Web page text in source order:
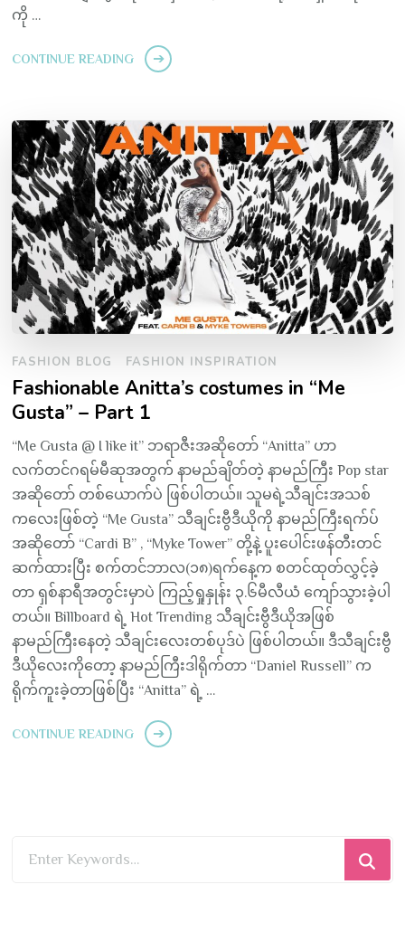
ကို …
CONTINUE READING
FASHION BLOG FASHION INSPIRATION
Fashionable Anitta’s costumes in “Me
Gusta” – Part 1
“Me Gusta @ I like it” ဘရာဇီးအဆိုတော် “Anitta” ဟာ
လက်တင်ဂရမ်မီဆုအတွက် နာမည်ချိတ်တဲ့ နာမည်ကြီး Pop star
အဆိုတော် တစ်ယောက်ပဲ ဖြစ်ပါတယ်။ သူမရဲ့သီချင်းအသစ်
ကလေးဖြစ်တဲ့ “Me Gusta” သီချင်းဗွီဒီယိုကို နာမည်ကြီးရက်ပ်
အဆိုတော် “Cardi B” , “Myke Tower” တို့နဲ့ ပူးပေါင်းဖန်တီးတင်
ဆက်ထားပြီး စက်တင်ဘာလ(၁၈)ရက်နေ့က စတင်ထုတ်လွှင့်ခဲ့
တာ ရှစ်နာရီအတွင်းမှာပဲ ကြည့်ရှုနှုန်း ၃.၆မီလီယံ ကျော်သွားခဲ့ပါ
တယ်။ Billboard ရဲ့ Hot Trending သီချင်းဗွီဒီယိုအဖြစ်
နာမည်ကြီးနေတဲ့ သီချင်းလေးတစ်ပုဒ်ပဲ ဖြစ်ပါတယ်။ ဒီသီချင်းဗွီ
ဒီယိုလေးကိုတော့ နာမည်ကြီးဒါရိုက်တာ “Daniel Russell” က
ရိုက်ကူးခဲ့တာဖြစ်ပြီး “Anitta” ရဲ့ …
CONTINUE READING